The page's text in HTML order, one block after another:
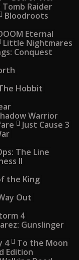
Raider
Bloodroots
Eternal
Little Nightmares
Conquest
Hobbit
Warrior
Just Cause 3
The Line
II
the King
Out
4
Gunslinger
4
To the Moon
Edition